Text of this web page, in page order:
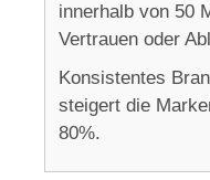
innerhalb von 50
Vertrauen oder
Konsistentes
steigert die
80%.